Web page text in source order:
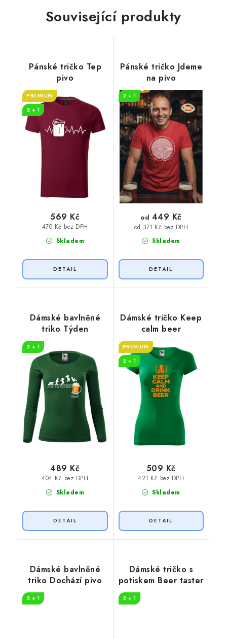
Související produkty
Pánské tričko Tep
pivo
PREMIUM
2 + 1
Skladem
470 Kč bez DPH
569 Kč
Pánské tričko Jdeme
na pivo
2 + 1
Skladem
od 371 Kč bez DPH
od 449 Kč
Dámské bavlněné
triko Týden
2 + 1
Skladem
404 Kč bez DPH
489 Kč
Dámské tričko Keep
calm beer
PREMIUM
2 + 1
Skladem
421 Kč bez DPH
509 Kč
Dámské bavlněné
triko Dochází pivo
2 + 1
Dámské tričko s
potiskem Beer taster
2 + 1